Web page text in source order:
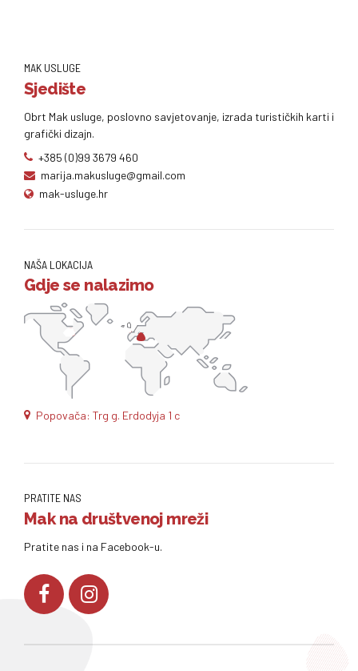
MAK USLUGE
Sjedište
Obrt Mak usluge, poslovno savjetovanje, izrada turističkih karti i
grafički dizajn.
+385 (0)99 3679 460
marija.makusluge@gmail.com
mak-usluge.hr
NAŠA LOKACIJA
Gdje se nalazimo
Popovača: Trg g. Erdodyja 1 c
PRATITE NAS
Mak na društvenoj mreži
Pratite nas i na Facebook-u.